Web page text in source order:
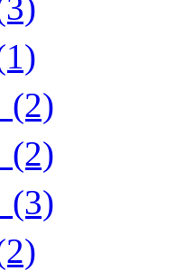
(2)
(2)
(3)